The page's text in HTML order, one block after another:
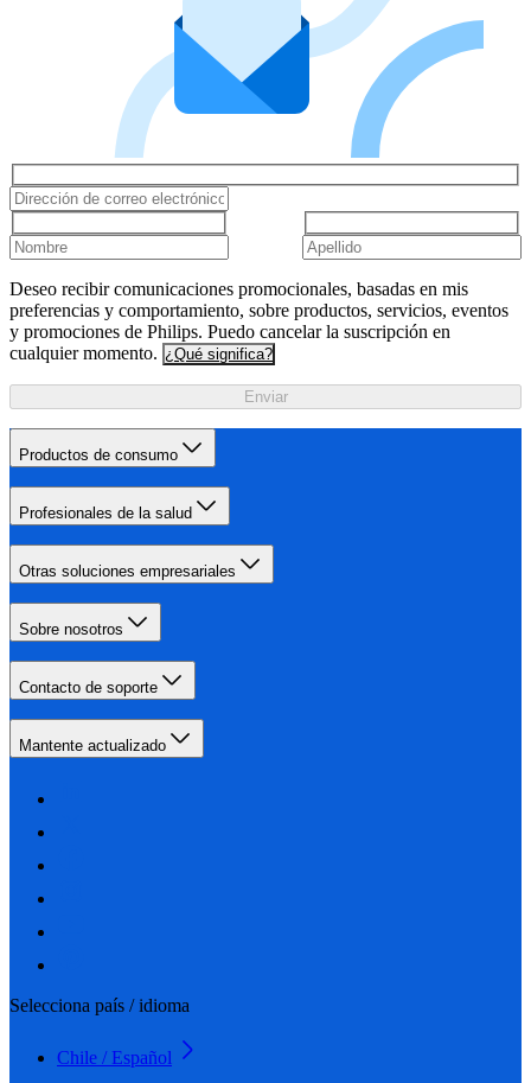
Deseo recibir comunicaciones promocionales, basadas en mis
preferencias y comportamiento, sobre productos, servicios, eventos
y promociones de Philips. Puedo cancelar la suscripción en
cualquier momento. ¿Qué significa?
Enviar
Productos de consumo
Profesionales de la salud
Otras soluciones empresariales
Sobre nosotros
Contacto de soporte
Mantente actualizado
Selecciona país / idioma
Chile / Español